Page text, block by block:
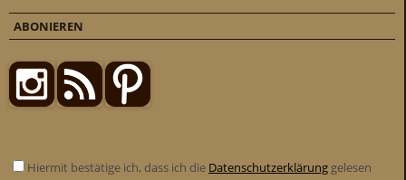
ABONIEREN
Hiermit bestätige ich, dass ich die Datenschutzerklärung gelesen